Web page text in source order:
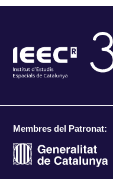
Membres del Patronat: